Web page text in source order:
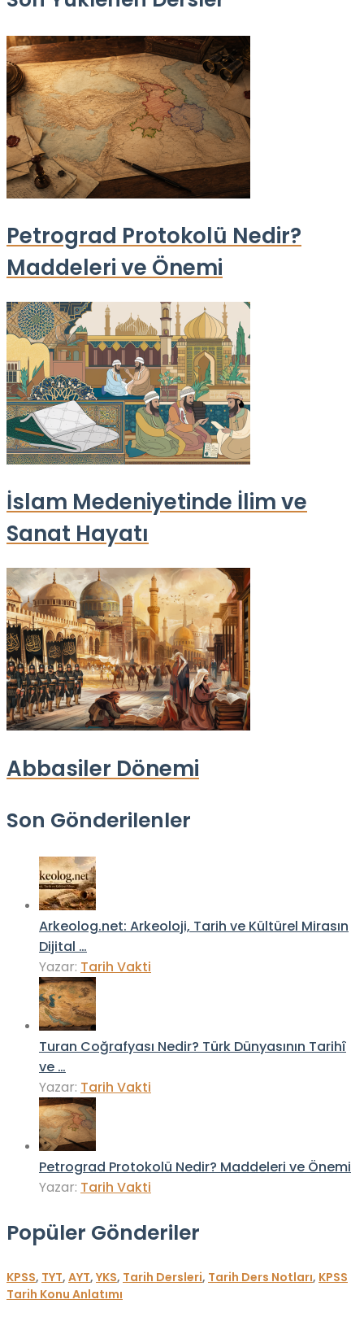
Petrograd Protokolü Nedir?
Maddeleri ve Önemi
İslam Medeniyetinde İlim ve
Sanat Hayatı
Abbasiler Dönemi
Son Gönderilenler
Arkeolog.net: Arkeoloji, Tarih ve Kültürel Mirasın
Dijital …
Yazar: Tarih Vakti
Turan Coğrafyası Nedir? Türk Dünyasının Tarihî
ve …
Yazar: Tarih Vakti
Petrograd Protokolü Nedir? Maddeleri ve Önemi
Yazar: Tarih Vakti
Popüler Gönderiler
KPSS, TYT, AYT, YKS, Tarih Dersleri, Tarih Ders Notları, KPSS
Tarih Konu Anlatımı